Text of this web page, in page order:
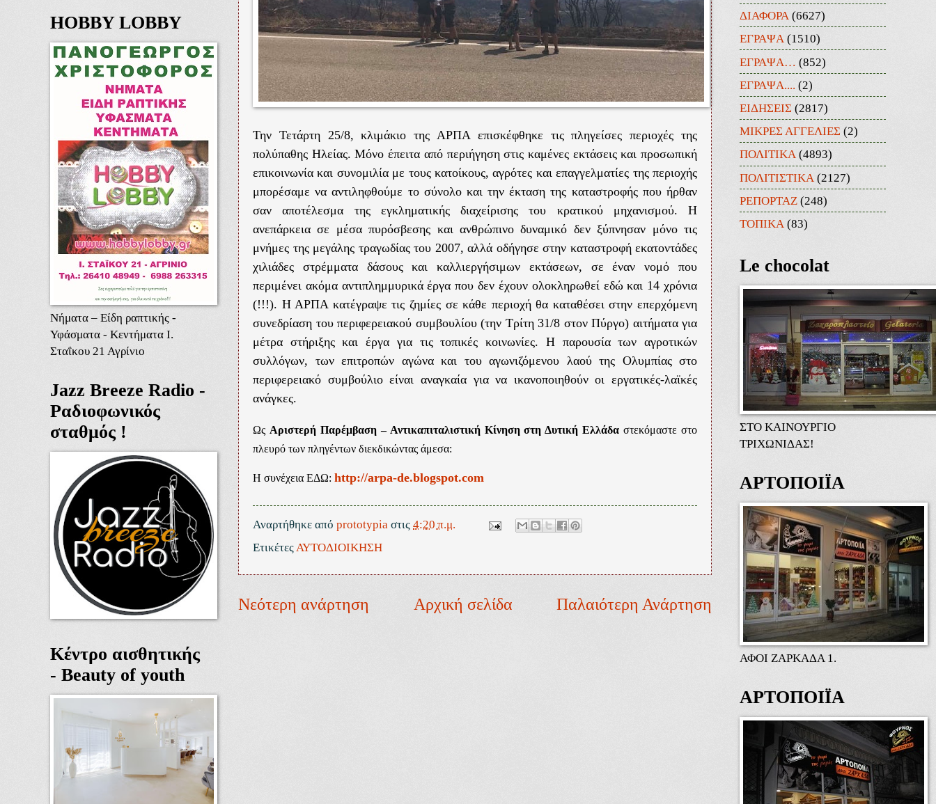
Την Τετάρτη 25/8, κλιμάκιο της ΑΡΠΑ επισκέφθηκε τις πληγείσες περιοχές της
πολύπαθης Ηλείας. Μόνο έπειτα από περιήγηση στις καμένες εκτάσεις και προσωπική
επικοινωνία και συνομιλία με τους κατοίκους, αγρότες και επαγγελματίες της περιοχής
μπορέσαμε να αντιληφθούμε το σύνολο και την έκταση της καταστροφής που ήρθαν
σαν αποτέλεσμα της εγκληματικής διαχείρισης του κρατικού μηχανισμού. Η
ανεπάρκεια σε μέσα πυρόσβεσης και ανθρώπινο δυναμικό δεν ξύπνησαν μόνο τις
μνήμες της μεγάλης τραγωδίας του 2007, αλλά οδήγησε στην καταστροφή εκατοντάδες
χιλιάδες στρέμματα δάσους και καλλιεργήσιμων εκτάσεων, σε έναν νομό που
περιμένει ακόμα αντιπλημμυρικά έργα που δεν έχουν ολοκληρωθεί εδώ και 14 χρόνια
(!!!). Η ΑΡΠΑ κατέγραψε τις ζημίες σε κάθε περιοχή θα καταθέσει στην επερχόμενη
συνεδρίαση του περιφερειακού συμβουλίου (την Τρίτη 31/8 στον Πύργο) αιτήματα για
μέτρα στήριξης και έργα για τις τοπικές κοινωνίες. Η παρουσία των αγροτικών
συλλόγων, των επιτροπών αγώνα και του αγωνιζόμενου λαού της Ολυμπίας στο
περιφερειακό συμβούλιο είναι αναγκαία για να ικανοποιηθούν οι εργατικές-λαϊκές
ανάγκες.
Ως Αριστερή Παρέμβαση – Αντικαπιταλιστική Κίνηση στη Δυτική Ελλάδα στεκόμαστε στο
πλευρό των πληγέντων διεκδικώντας άμεσα:
Η συνέχεια ΕΔΩ: http://arpa-de.blogspot.com
Αναρτήθηκε από prototypia στις 4:20 π.μ.
ΕτικέτεςΑΥΤΟΔΙΟΙΚΗΣΗ
Νεότερη ανάρτηση Παλαιότερη Ανάρτηση
Αρχική σελίδα
HOBBY LOBBY
Νήματα – Είδη ραπτικής -
Υφάσματα - Κεντήματα Ι.
Σταΐκου 21 Αγρίνιο
Jazz Breeze Radio -
Ραδιοφωνικός
σταθμός !
Κέντρο αισθητικής
- Beauty of youth
ΔΙΑΦΟΡΑ (6627)
ΕΓΡΑΨΑ (1510)
ΕΓΡΑΨΑ… (852)
ΕΓΡΑΨΑ.... (2)
ΕΙΔΗΣΕΙΣ (2817)
ΜΙΚΡΕΣ ΑΓΓΕΛΙΕΣ (2)
ΠΟΛΙΤΙΚΑ (4893)
ΠΟΛΙΤΙΣΤΙΚΑ (2127)
ΡΕΠΟΡΤΑΖ (248)
ΤΟΠΙΚΑ (83)
Le chocolat
ΣΤΟ ΚΑΙΝΟΥΡΓΙΟ
ΤΡΙΧΩΝΙΔΑΣ!
ΑΡΤΟΠΟΙΪΑ
ΑΦΟΙ ΖΑΡΚΑΔΑ 1.
ΑΡΤΟΠΟΙΪΑ